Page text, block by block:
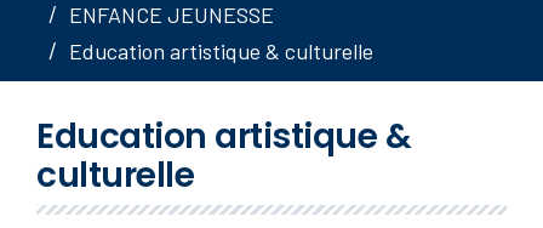
ENFANCE JEUNESSE
Education artistique & culturelle
Education artistique &
culturelle